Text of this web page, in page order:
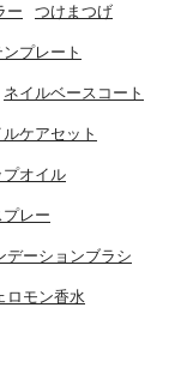
ー つけまつげ
ンプレート
ネイルベースコート
ルケアセット
プオイル
プレー
デーションブラシ
ロモン香水